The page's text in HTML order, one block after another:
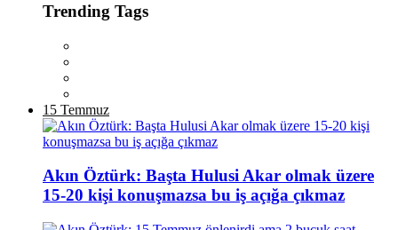
Trending Tags
15 Temmuz
Akın Öztürk: Başta Hulusi Akar olmak üzere
15-20 kişi konuşmazsa bu iş açığa çıkmaz